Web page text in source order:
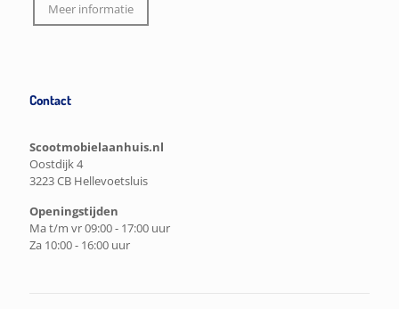
Meer informatie
Contact
Scootmobielaanhuis.nl
Oostdijk 4
3223 CB Hellevoetsluis
Openingstijden
Ma t/m vr 09:00 - 17:00 uur
Za 10:00 - 16:00 uur